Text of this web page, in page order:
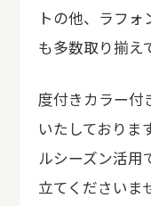
トの他、ラフ
も多数取り揃え
度付きカラー付
いたしておりま
ルシーズン活用
立てくださいま